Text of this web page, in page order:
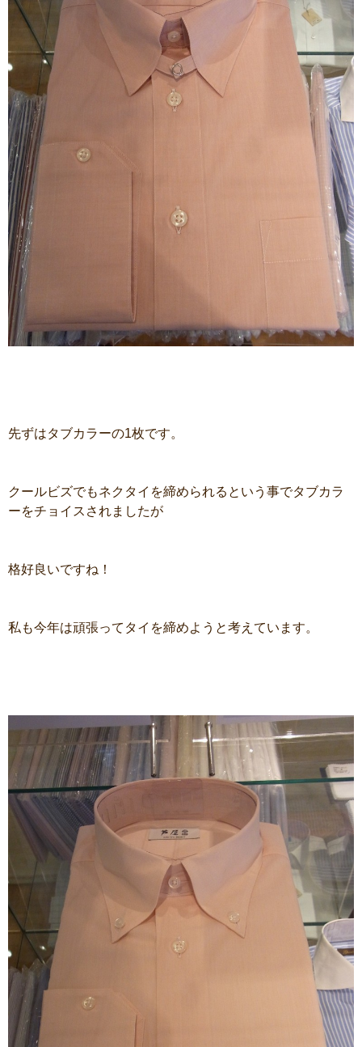
先ずはタブカラーの1枚です。
クールビズでもネクタイを締められるという事でタブカラ
ーをチョイスされましたが
格好良いですね！
私も今年は頑張ってタイを締めようと考えています。